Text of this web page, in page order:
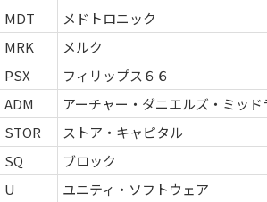
MDT
メドトロニック
MRK
メルク
PSX
フィリップス６６
ADM
アーチャー・ダニエルズ・ミッド
STOR
ストア・キャピタル
SQ
ブロック
U
ユニティ・ソフトウェア